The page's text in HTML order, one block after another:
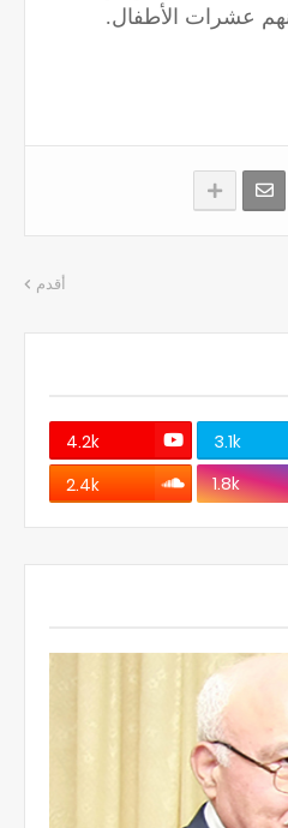
عشرات الأطفال.
أقدم
3.1k
4.2k
1.8k
2.4k